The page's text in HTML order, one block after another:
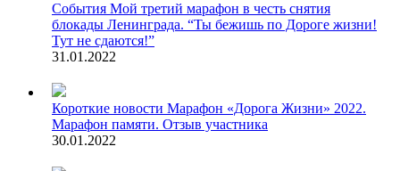
События Мой третий марафон в честь снятия
блокады Ленинграда. “Ты бежишь по Дороге жизни!
Тут не сдаются!”
31.01.2022
Короткие новости Марафон «Дорога Жизни» 2022.
Марафон памяти. Отзыв участника
30.01.2022